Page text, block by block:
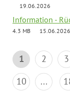
19.06.2026
Information -
4.3 MB
15.06.2026
1 2 3
10
...